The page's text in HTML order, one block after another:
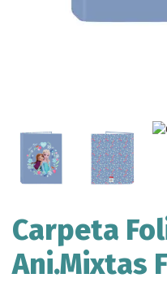
Carpeta
Ani.Mixtas